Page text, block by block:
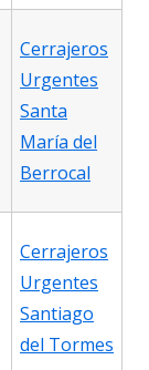
Cerrajeros
Urgentes
Santa
María del
Berrocal
Cerrajeros
Urgentes
Santiago
del Tormes